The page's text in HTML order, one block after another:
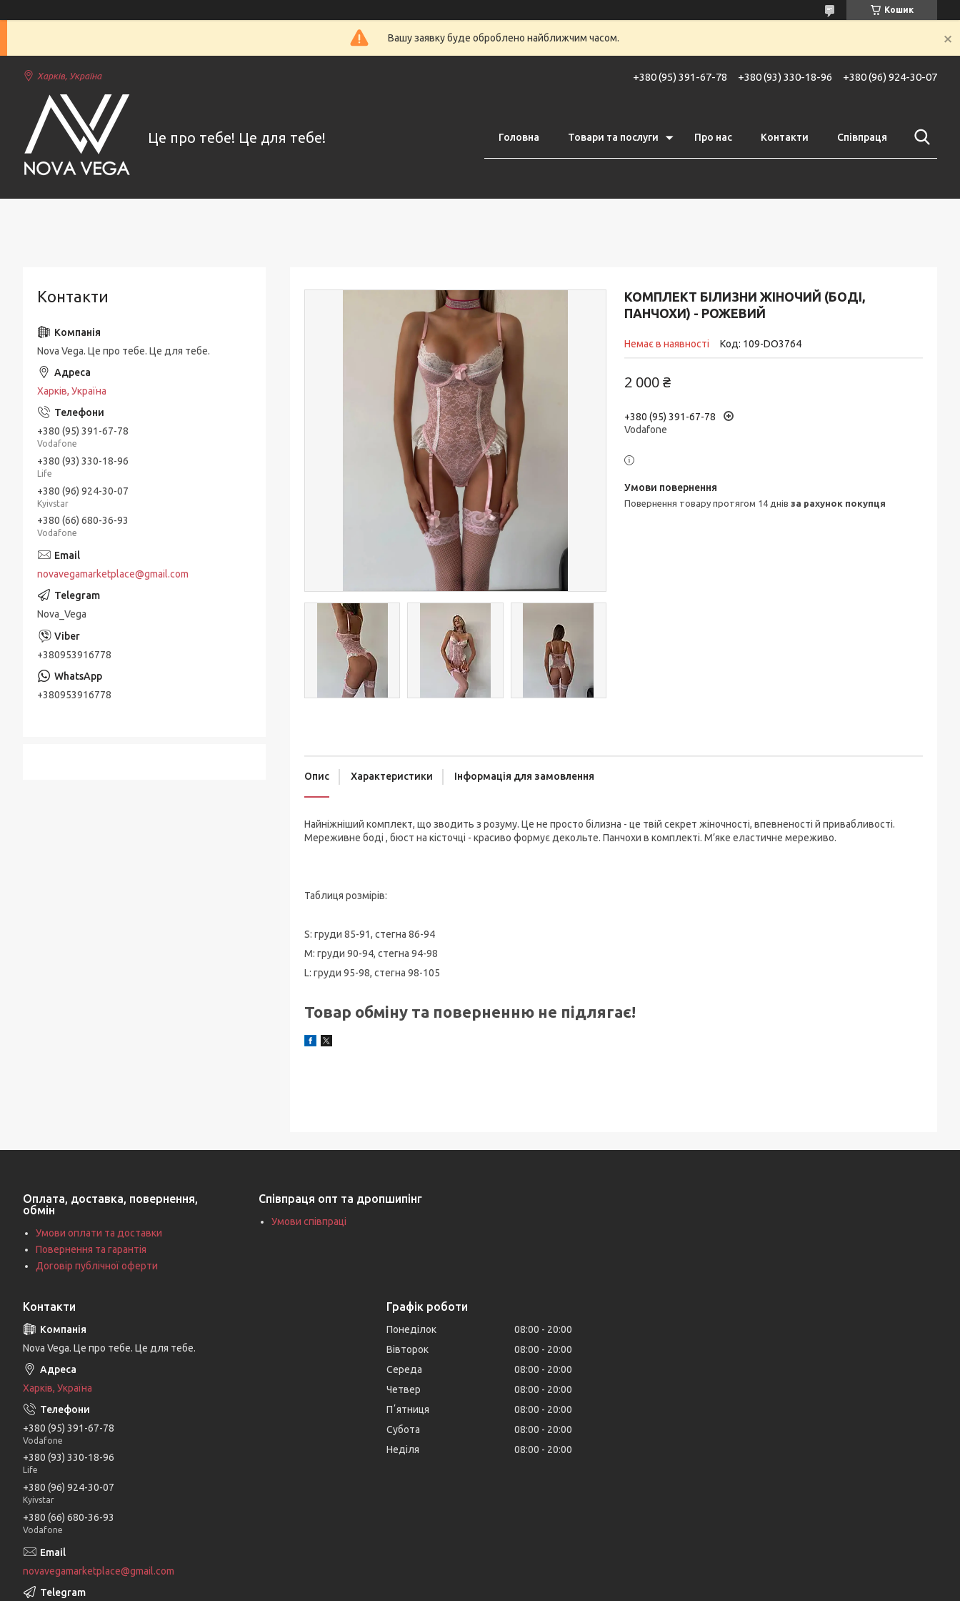
Кошик
Вашу заявку буде оброблено найближчим часом.
Харків, Україна +380 (95) 391-67-78 +380 (93) 330-18-96 +380 (96) 924-30-07
Це про тебе! Це для тебе! Головна Товари та послуги Про нас Контакти Співпраця
КОМПЛЕКТ БІЛИЗНИ ЖІНОЧИЙ (БОДІ,
ПАНЧОХИ) - РОЖЕВИЙ
Немає в наявності Код: 109-DO3764
2 000 ₴
+380 (95) 391-67-78
Vodafone
повернення товару протягом 14 днів за рахунок покупця
Опис Характеристики Інформація для замовлення
Найніжніший комплект, що зводить з розуму. Це не просто білизна - це твій секрет жіночності, впевненості й привабливості.
Мереживне боді , бюст на кісточці - красиво формує декольте. Панчохи в комплекті. М’яке еластичне мереживо.
Таблиця розмірів:
S: груди 85-91, стегна 86-94
М: груди 90-94, стегна 94-98
L: груди 95-98, стегна 98-105
Товар обміну та поверненню не підлягає!
Контакти
Nova Vega. Це про тебе. Це для тебе.
Харків, Україна
+380 (95) 391-67-78
Vodafone
+380 (93) 330-18-96
Life
+380 (96) 924-30-07
Kyivstar
+380 (66) 680-36-93
Vodafone
novavegamarketplace@gmail.com
Nova_Vega
+380953916778
+380953916778
Оплата, доставка, повернення,
обмін
Умови оплати та доставки
Повернення та гарантія
Договір публічної оферти
Співпраця опт та дропшипінг
Умови співпраці
Контакти
Nova Vega. Це про тебе. Це для тебе.
Харків, Україна
+380 (95) 391-67-78
Vodafone
+380 (93) 330-18-96
Life
+380 (96) 924-30-07
Kyivstar
+380 (66) 680-36-93
Vodafone
novavegamarketplace@gmail.com
Графік роботи
Понеділок 08:00
20:00
Вівторок
08:00
20:00
Середа
08:00
20:00
Четвер
08:00
20:00
Пʼятниця
08:00
20:00
Субота
08:00
20:00
Неділя
08:00 20:00